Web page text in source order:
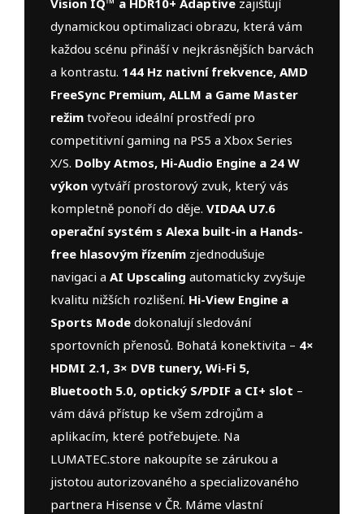
Vision IQ™ a HDR10+ Adaptive zajišťují
dynamickou optimalizaci obrazu, která vám
každou scénu přináší v nejkrásnějších barvách
a kontrastu. 144 Hz nativní frekvence, AMD
FreeSync Premium, ALLM a Game Master
režim tvořeou ideální prostředí pro
competitivní gaming na PS5 a Xbox Series
X/S. Dolby Atmos, Hi-Audio Engine a 24 W
výkon vytváří prostorový zvuk, který vás
kompletně ponoří do děje. VIDAA U7.6
operační systém s Alexa built-in a Hands-
free hlasovým řízením zjednodušuje
navigaci a AI Upscaling automaticky zvyšuje
kvalitu nižších rozlišení. Hi-View Engine a
Sports Mode dokonalují sledování
sportovních přenosů. Bohatá konektivita – 4×
HDMI 2.1, 3× DVB tunery, Wi-Fi 5,
Bluetooth 5.0, optický S/PDIF a CI+ slot –
vám dává přístup ke všem zdrojům a
aplikacím, které potřebujete. Na
LUMATEC.store nakoupíte se zárukou a
jistotou autorizovaného a specializovaného
partnera Hisense v ČR. Máme vlastní